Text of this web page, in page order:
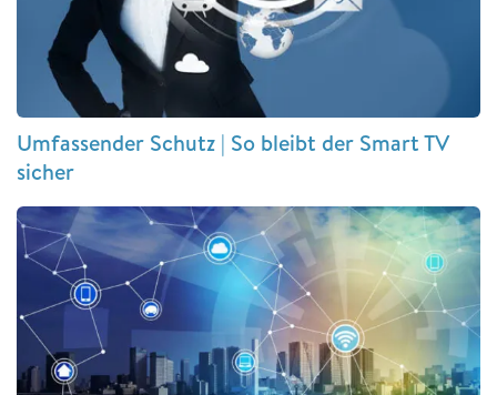
Umfassender Schutz | So bleibt der Smart TV
sicher